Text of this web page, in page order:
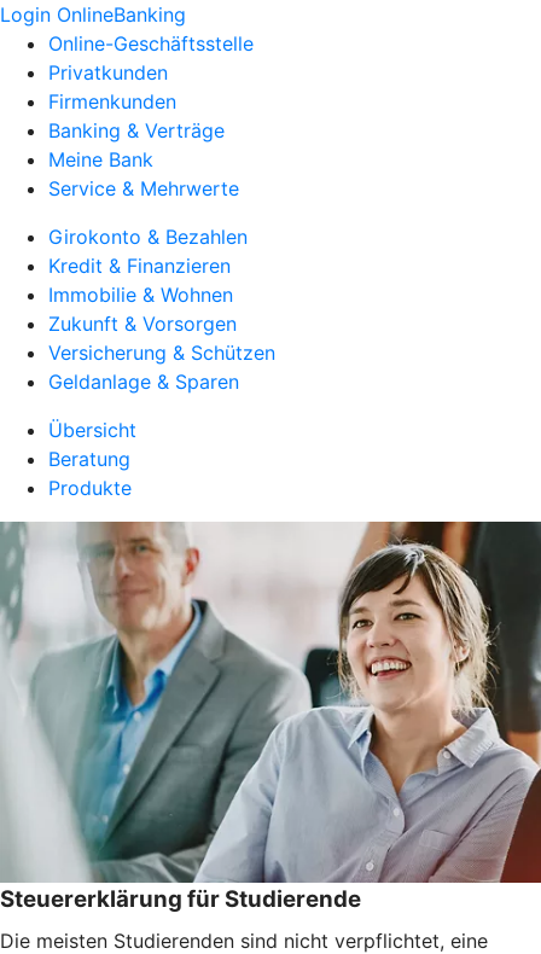
Login OnlineBanking
Online-Geschäftsstelle
Privatkunden
Firmenkunden
Banking & Verträge
Meine Bank
Service & Mehrwerte
Girokonto & Bezahlen
Kredit & Finanzieren
Immobilie & Wohnen
Zukunft & Vorsorgen
Versicherung & Schützen
Geldanlage & Sparen
Übersicht
Beratung
Produkte
Steuererklärung für Studierende
Die meisten Studierenden sind nicht verpflichtet, eine